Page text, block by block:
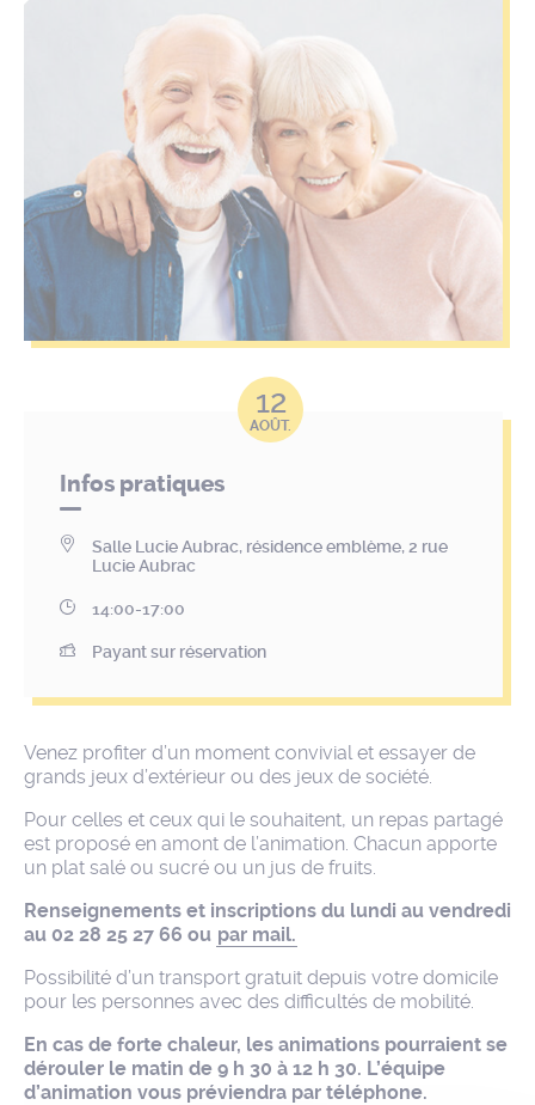
12
AOÛT.
Infos pratiques
Salle Lucie Aubrac, résidence emblème, 2 rue
Lucie Aubrac
14:00-17:00
Payant sur réservation
Venez profiter d’un moment convivial et essayer de
grands jeux d’extérieur ou des jeux de société.
Pour celles et ceux qui le souhaitent, un repas partagé
est proposé en amont de l’animation. Chacun apporte
un plat salé ou sucré ou un jus de fruits.
Renseignements et inscriptions du lundi au vendredi
au 02 28 25 27 66 ou par mail.
Possibilité d’un transport gratuit depuis votre domicile
pour les personnes avec des difficultés de mobilité.
En cas de forte chaleur, les animations pourraient se
dérouler le matin de 9 h 30 à 12 h 30. L’équipe
d’animation vous préviendra par téléphone.